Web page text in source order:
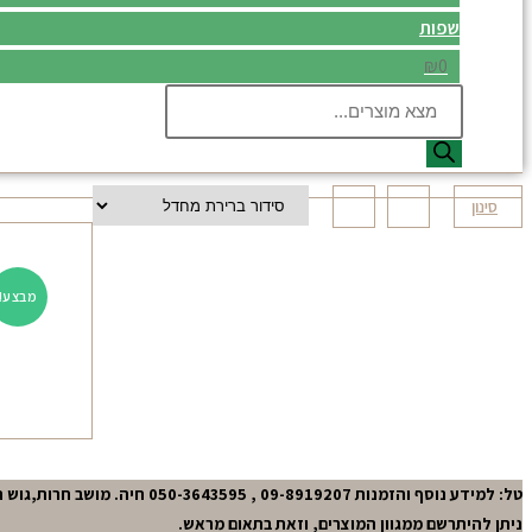
שפות
₪0
סינון
מבצע!
טל: למידע נוסף והזמנות 09-8919207 , 050-3643595 חיה. מושב חרות,גוש תל-מונד.
ניתן להיתרשם ממגוון המוצרים, וזאת בתאום מראש.